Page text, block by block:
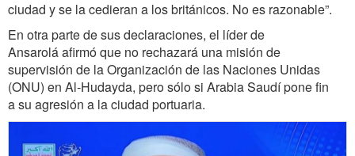
ciudad y se la cedieran a los británicos. No es razonable”.
En otra parte de sus declaraciones, el líder de
Ansarolá afirmó que no rechazará una misión de
supervisión de la Organización de las Naciones Unidas
(ONU) en Al-Hudayda, pero sólo si Arabia Saudí pone fin
a su agresión a la ciudad portuaria.